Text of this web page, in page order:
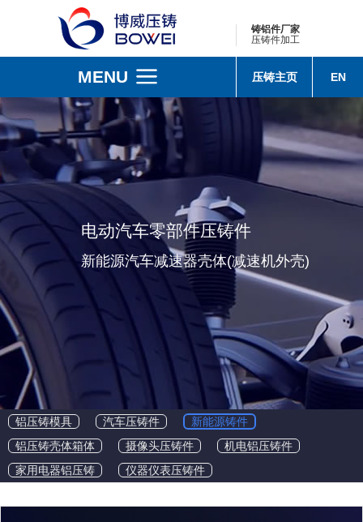
铸铝件厂家
压铸件加工
MENU 压铸主页 EN
电动汽车零部件压铸件
新能源汽车减速器壳体(减速机外壳)
铝压铸模具 汽车压铸件
新能源铸件
铝压铸壳体箱体
摄像头压铸件
机电铝压铸件
家用电器铝压铸
仪器仪表压铸件